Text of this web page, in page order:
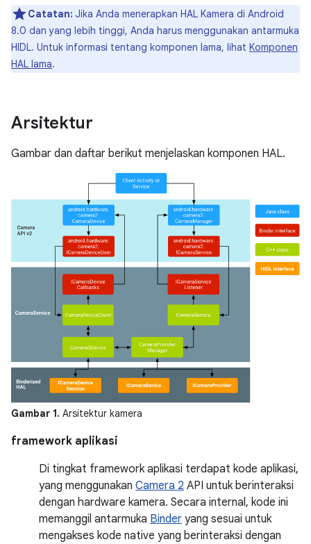
Catatan: Jika Anda menerapkan HAL Kamera di Android
8.0 dan yang lebih tinggi, Anda harus menggunakan antarmuka
HIDL. Untuk informasi tentang komponen lama, lihat Komponen
HAL lama.
Arsitektur
Gambar dan daftar berikut menjelaskan komponen HAL.
Gambar 1. Arsitektur kamera
framework aplikasi
Di tingkat framework aplikasi terdapat kode aplikasi,
yang menggunakan Camera 2 API untuk berinteraksi
dengan hardware kamera. Secara internal, kode ini
memanggil antarmuka Binder yang sesuai untuk
mengakses kode native yang berinteraksi dengan